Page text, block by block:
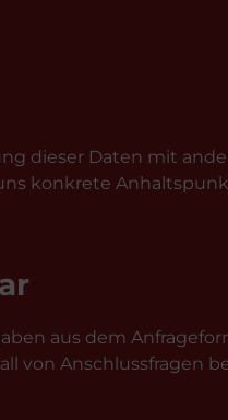
dieser Daten mit
konkrete
aus dem
von Anschlussfragen